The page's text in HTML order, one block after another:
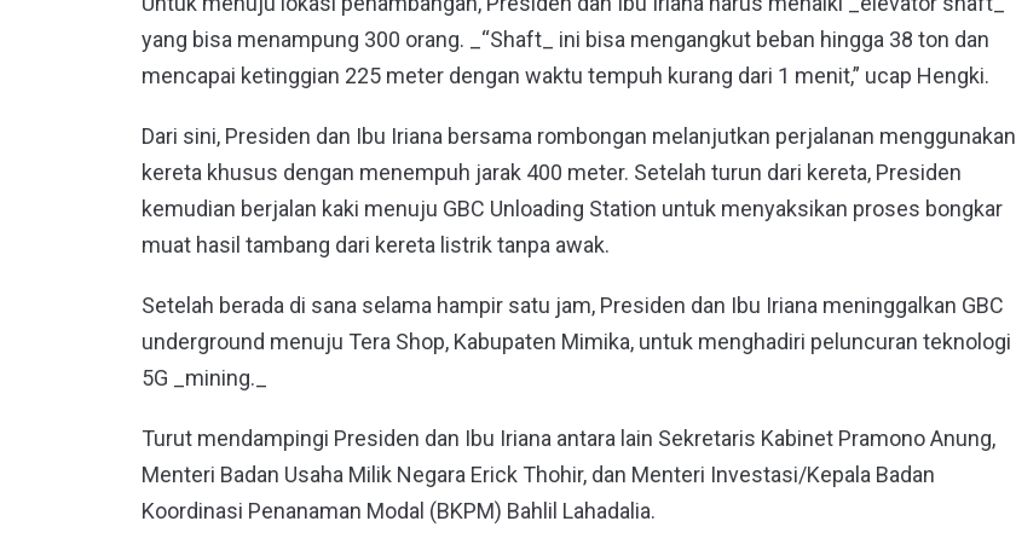
yang bisa menampung 300 orang. _“Shaft_ ini bisa mengangkut beban hingga 38 ton dan
mencapai ketinggian 225 meter dengan waktu tempuh kurang dari 1 menit,” ucap Hengki.
Dari sini, Presiden dan Ibu Iriana bersama rombongan melanjutkan perjalanan menggunakan
kereta khusus dengan menempuh jarak 400 meter. Setelah turun dari kereta, Presiden
kemudian berjalan kaki menuju GBC Unloading Station untuk menyaksikan proses bongkar
muat hasil tambang dari kereta listrik tanpa awak.
Setelah berada di sana selama hampir satu jam, Presiden dan Ibu Iriana meninggalkan GBC
underground menuju Tera Shop, Kabupaten Mimika, untuk menghadiri peluncuran teknologi
5G _mining._
Turut mendampingi Presiden dan Ibu Iriana antara lain Sekretaris Kabinet Pramono Anung,
Menteri Badan Usaha Milik Negara Erick Thohir, dan Menteri Investasi/Kepala Badan
Koordinasi Penanaman Modal (BKPM) Bahlil Lahadalia.